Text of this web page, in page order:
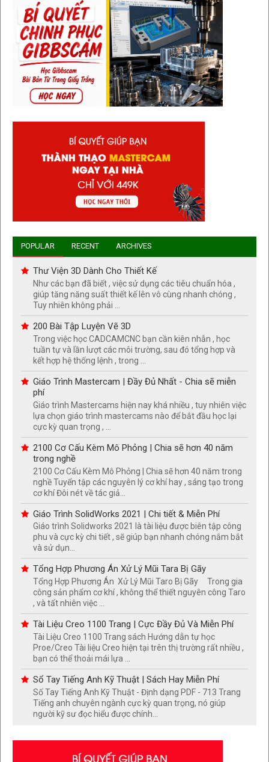
POPULAR RECENT ARCHIVES
Thư Viện 3D Dành Cho Thiết Kế
Như các bạn đã biết , việc sử dụng các tiêu chuẩn hóa ,
giúp tăng năng suất thiết kế lên vô cùng nhanh chóng ,
Tuy nhiên không phải ...
200 Bài Tập Luyện Vẽ 3D
Trong việc học CADCAMCNC bạn cần kiên nhẫn , học
tuần tự và lần lượt các môi trường, sau đó tổng hợp và
kết hợp hệ thống lệnh , trong ...
Giáo Trình Mastercam | Đầy Đủ Nhất - Chia sẽ miễn
phí
Giáo trình Mastercams hiện nay khá nhiều , tuy nhiên việc
lựa chọn giáo trình mastercams nào để bắt đầu học lại
cực kỳ quan trọng , ...
2100 Cơ Cấu Kèm Mô Phỏng | Chia sẽ hơn 40 năm
trong nghề
2100 Cơ Cấu Kèm Mô Phỏng | Chia sẽ hơn 40 năm trong
nghề Tuyển tập các nguyên lý cơ khí hay , sáng tạo trong
cơ khí Đôi nét về tác giả...
Giáo Trình SolidWorks 2021 | Chi tiết & Miễn Phí
Giáo trình Solidworks 2021 là tài liệu được biên tập công
phu và cực kỳ chi tiết , sẽ giúp bạn nhanh chóng nắm bắt
và sử dụn...
Tổng Hợp Phương Án Xử Lý Mũi Tara Bị Gãy
Tổng Hợp Phương Án Xử Lý Mũi Taro Bị Gãy Trong gia
công sản phẩm cơ khí , không thể thiết nguyên công Taro
, và tất nhiên việc ...
Tài Liệu Creo 1100 Trang | Cực Đầy Đủ Và Miễn Phí
Tài Liệu Creo 1100 Trang sách Hướng dẫn tự học
Proe/Creo Tài liệu Creo hiện tại trên thị trường rất nhiều ,
bạn có thể thoải mái lựa ...
Sổ Tay Tiếng Anh Kỹ Thuật | Sách Hay Miễn Phí
Số Tay Tiếng Anh Kỹ Thuật - Định dạng PDF - 713 Trang
Tiếng anh chuyên ngành cực kỳ quan trọng, nó giúp
người kỹ sư đọc hiểu được chính...